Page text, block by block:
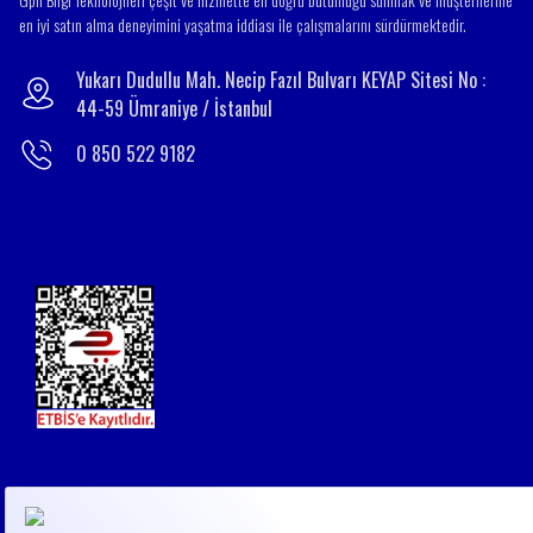
en iyi satın alma deneyimini yaşatma iddiası ile çalışmalarını sürdürmektedir.
Yukarı Dudullu Mah. Necip Fazıl Bulvarı KEYAP Sitesi No :
44-59 Ümraniye / İstanbul
0 850 522 9182